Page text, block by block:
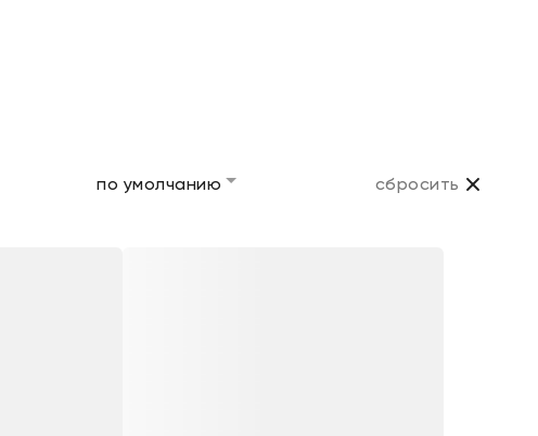
по умолчанию сбросить